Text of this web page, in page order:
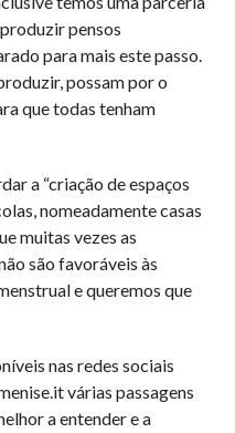
pensos
para mais este passo.
possam por o
que todas tenham
a “criação de espaços
nomeadamente casas
muitas vezes as
são favoráveis às
e queremos que
nas redes sociais
várias passagens
a entender e a